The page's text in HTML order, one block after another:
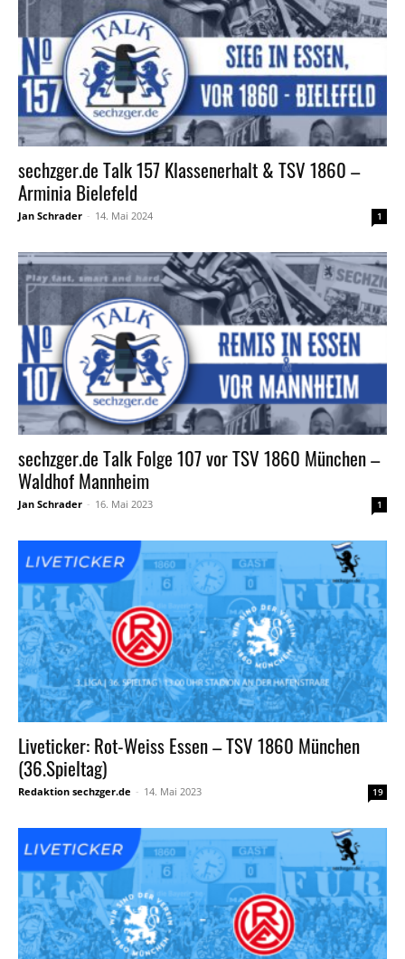
sechzger.de Talk 157 Klassenerhalt & TSV 1860 –
Arminia Bielefeld
Jan Schrader - 14. Mai 2024 1
sechzger.de Talk Folge 107 vor TSV 1860 München –
Waldhof Mannheim
Jan Schrader - 16. Mai 2023 1
Liveticker: Rot-Weiss Essen – TSV 1860 München
(36.Spieltag)
Redaktion sechzger.de - 14. Mai 2023 19